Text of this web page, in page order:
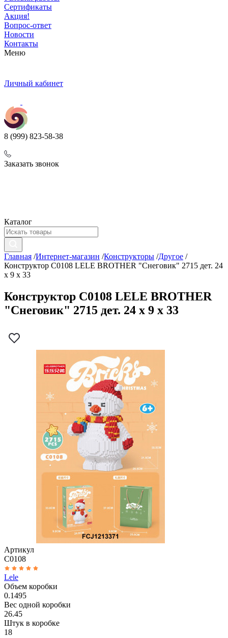
Сертификаты
Акция!
Вопрос-ответ
Новости
Контакты
Меню
Личный кабинет
8 (999) 823-58-38
Заказать звонок
Каталог
Главная /Интернет-магазин /Конструкторы /Другое /
Конструктор C0108 LELE BROTHER "Снеговик" 2715 дет. 24
x 9 x 33
Конструктор C0108 LELE BROTHER
"Снеговик" 2715 дет. 24 x 9 x 33
Артикул
C0108
Lele
Объем коробки
0.1495
Вес одной коробки
26.45
Штук в коробке
18